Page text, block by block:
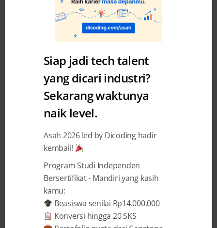
Self Development
10 Cara Kerja Freelance yang
Efektif dan Cepat
Dicoding Indonesia 27 February 2026
BAGIKAN
Siap jadi tech talent
yang dicari industri?
Sekarang waktunya
naik level.
Asah 2026 led by Dicoding hadir
kembali!
Program Studi Independen
Bersertifikat - Mandiri yang kasih
kamu:
Beasiswa senilai Rp14.000.000
Konversi hingga 20 SKS